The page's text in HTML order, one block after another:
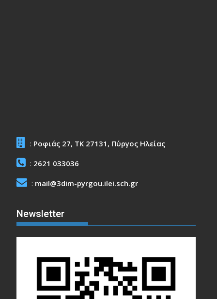
: Ροφιάς 27, ΤΚ 27131, Πύργος Ηλείας
: 2621 033036
: mail@3dim-pyrgou.ilei.sch.gr
Newsletter